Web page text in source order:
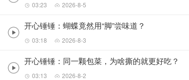
03:23 2026-8-5
开心锤锤：蝴蝶竟然用“脚”尝味道？
03:18 2026-8-3
开心锤锤：同一颗包菜，为啥撕的就更好吃？
03:13 2026-8-2